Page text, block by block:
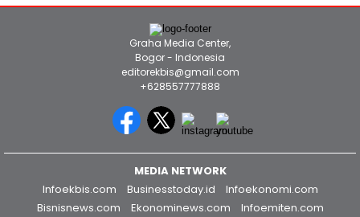
Graha Media Center,
Bogor - Indonesia
editorekbis@gmail.com
+628557777888
MEDIA NETWORK
Infoekbis.com
Businesstoday.id
Infoekonomi.com
Bisnisnews.com
Ekonominews.com
Infoemiten.com